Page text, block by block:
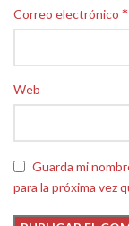
Correo electrónico *
Web
Guarda mi
para la próxima vez